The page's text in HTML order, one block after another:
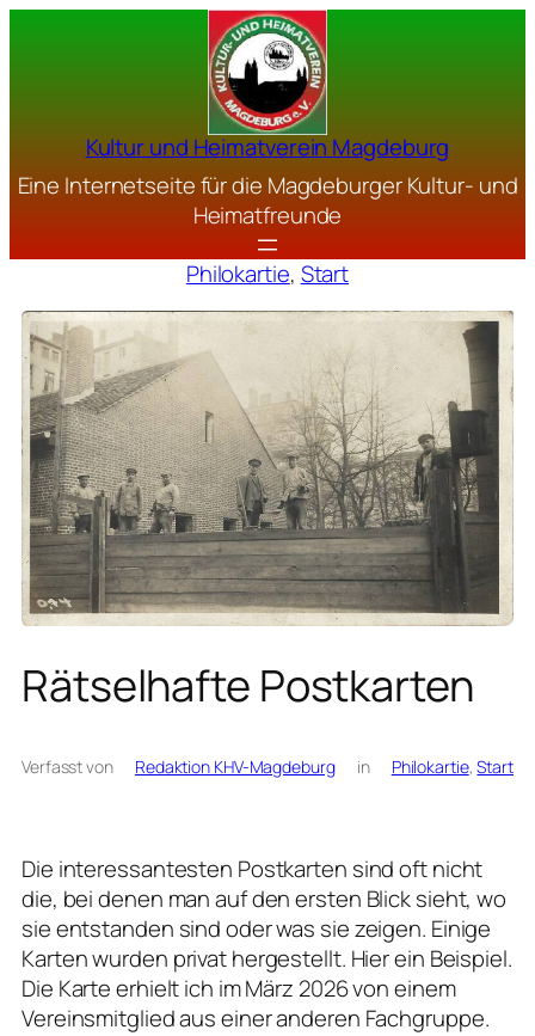
Kultur und Heimatverein Magdeburg
Eine Internetseite für die Magdeburger Kultur- und
Heimatfreunde
Philokartie, Start
Rätselhafte Postkarten
Verfasst von Redaktion KHV-Magdeburg in Philokartie, Start
Die interessantesten Postkarten sind oft nicht
die, bei denen man auf den ersten Blick sieht, wo
sie entstanden sind oder was sie zeigen. Einige
Karten wurden privat hergestellt. Hier ein Beispiel.
Die Karte erhielt ich im März 2026 von einem
Vereinsmitglied aus einer anderen Fachgruppe.